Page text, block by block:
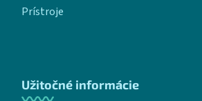
Prístroje
Užitočné informácie